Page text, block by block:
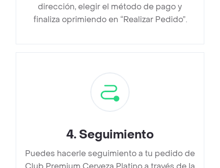
dirección, elegir el método de pago y
finaliza oprimiendo en “Realizar Pedido”.
4. Seguimiento
Puedes hacerle seguimiento a tu pedido de